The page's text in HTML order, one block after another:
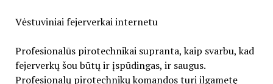
Vėstuviniai fejerverkai internetu
Profesionalūs pirotechnikai supranta, kaip svarbu, kad
fejerverkų šou būtų ir įspūdingas, ir saugus.
Profesionalų pirotechnikų komandos turi ilgametę